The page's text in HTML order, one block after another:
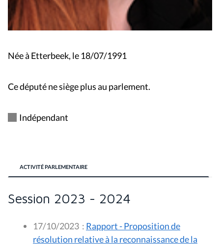
Née à Etterbeek, le 18/07/1991
Ce député ne siège plus au parlement.
Indépendant
ACTIVITÉ PARLEMENTAIRE
Session 2023 - 2024
17/10/2023 : Rapport - Proposition de
résolution relative à la reconnaissance de la